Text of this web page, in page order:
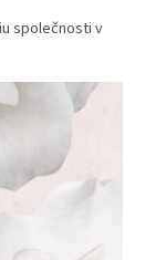
společnosti v